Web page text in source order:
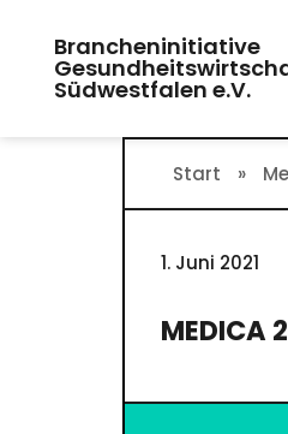
springen
Brancheninitiative
Südwestfalen e.V.
Start »
1. Juni 2021
MEDICA